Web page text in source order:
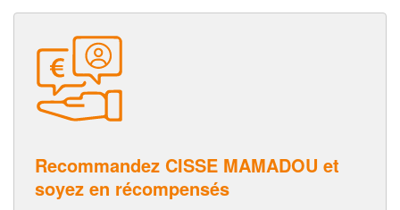
Recommandez CISSE MAMADOU et
soyez en récompensés